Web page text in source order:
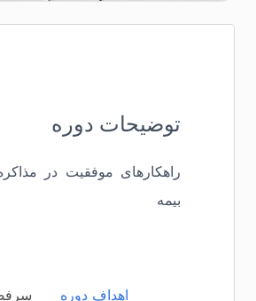
توضیحات دوره
راهکارهای موفقیت در
بیمه
اهداف دوره